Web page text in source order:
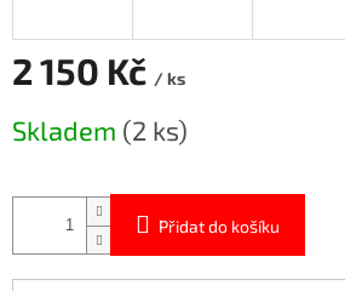
2 150 Kč / ks
cena:
Skladem (2 ks)
Přidat do košíku